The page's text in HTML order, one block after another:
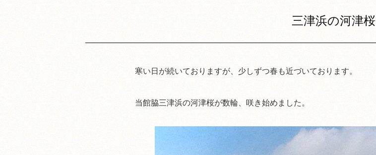
三津浜の河津桜
寒い日が続いておりますが、少しずつ春も近づいております。
当館脇三津浜の河津桜が数輪、咲き始めました。